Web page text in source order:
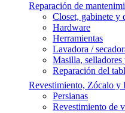
Reparación de
Closet, gabinete y
Hardware
Herramientas
Lavadora /
Masilla,
Reparación del
Revestimiento, Zócalo y
Persianas
Revestimiento de